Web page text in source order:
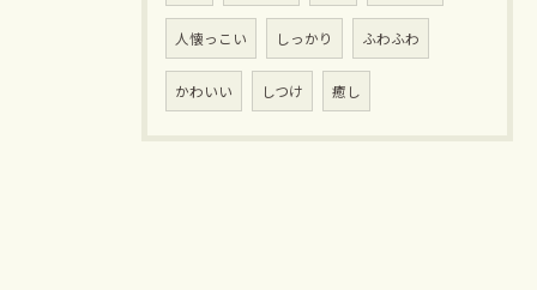
人懐っこい しっかり ふわふわ
かわいい しつけ 癒し